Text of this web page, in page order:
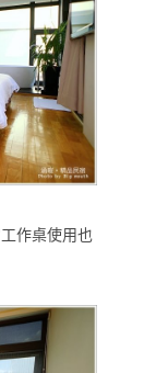
作桌使用也